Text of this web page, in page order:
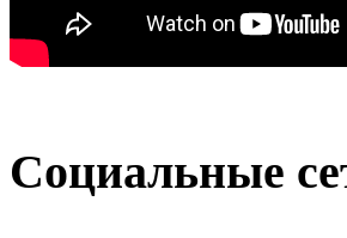
Социальные